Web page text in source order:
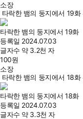
소장
타락한 뱀의 둥지에서 19화
타락한 뱀의 둥지에서 19화
등록일 2024.07.03
글자수 약 3.2천 자
100원
소장
타락한 뱀의 둥지에서 18화
타락한 뱀의 둥지에서 18화
등록일 2024.07.03
글자수 약 3.3천 자